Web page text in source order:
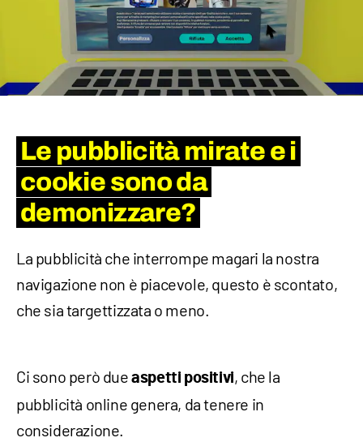
Le pubblicità mirate e i
cookie sono da
demonizzare?
La pubblicità che interrompe magari la nostra
navigazione non è piacevole, questo è scontato,
che sia targettizzata o meno.
Ci sono però dueaspetti positivi, che la
pubblicità online genera, da tenere in
considerazione.